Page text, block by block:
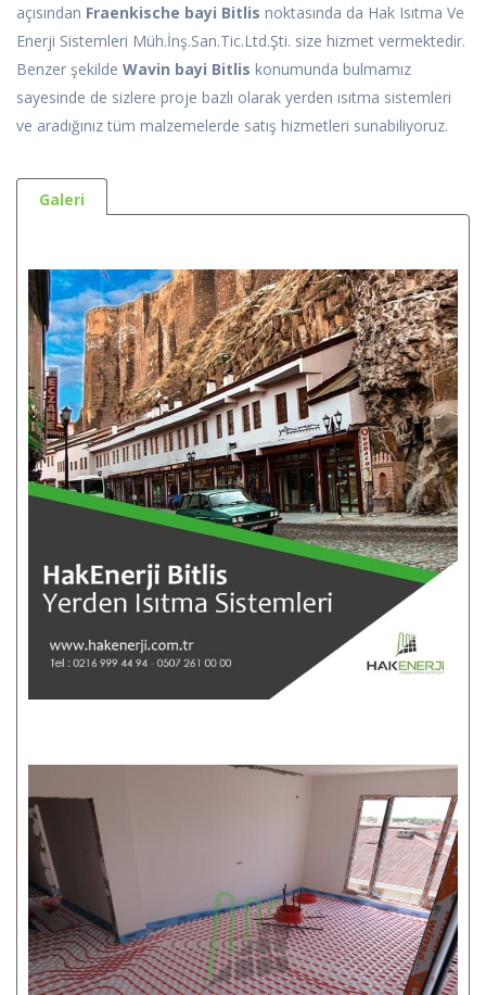
açısından Fraenkische bayi Bitlis noktasında da Hak Isıtma Ve
Enerji Sistemleri Müh.İnş.San.Tic.Ltd.Şti. size hizmet vermektedir.
Benzer şekilde Wavin bayi Bitlis konumunda bulmamız
sayesinde de sizlere proje bazlı olarak yerden ısıtma sistemleri
ve aradığınız tüm malzemelerde satış hizmetleri sunabiliyoruz.
Galeri